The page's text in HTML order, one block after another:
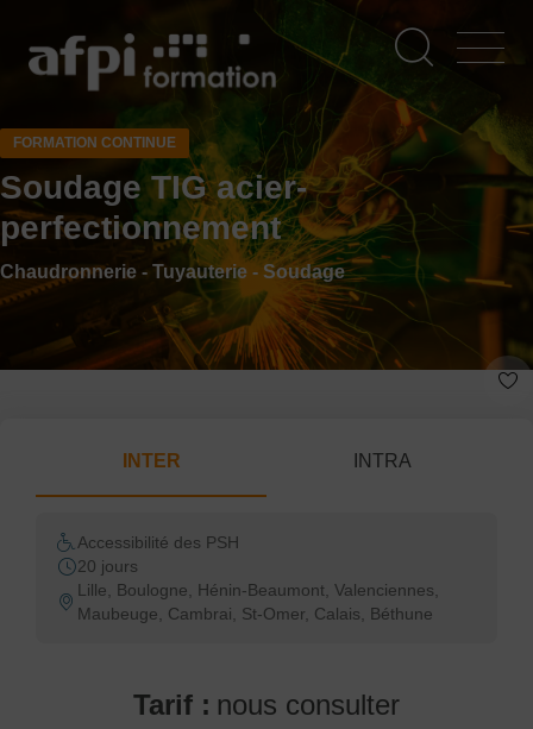
contenu
FORMATION CONTINUE
Soudage TIG acier-
perfectionnement
Chaudronnerie - Tuyauterie - Soudage
INTER INTRA
Accessibilité des PSH
20 jours
Lille, Boulogne, Hénin-Beaumont, Valenciennes,
Maubeuge, Cambrai, St-Omer, Calais, Béthune
Tarif : nous consulter